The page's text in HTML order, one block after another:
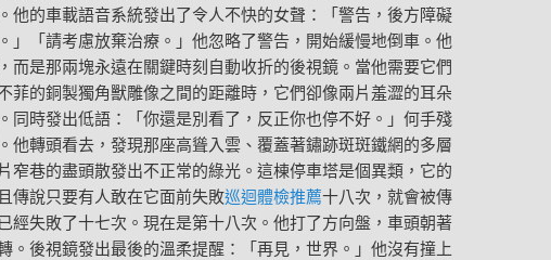
他的車載語音系統發出了令人不快的女聲：「警告，後方障礙
」「請考慮放棄治療。」他忽略了警告，開始緩慢地倒車。他
而是那兩塊永遠在關鍵時刻自動收折的後視鏡。當他需要它們
菲的銅製獨角獸雕像之間的距離時，它們卻像兩片羞澀的耳朵
同時發出低語：「你還是別看了，反正你也停不好。」何手殘
他轉頭看去，發現那座高聳入雲、覆蓋著鏽跡斑斑鐵網的多層
窄巷的盡頭散發出不正常的綠光。這棟停車塔是個異類，它的
傳說只要有人敢在它面前失敗巡迴體檢推薦十八次，就會被傳
經失敗了十七次。現在是第十八次。他打了方向盤，車頭朝著
。後視鏡發出最後的溫柔提醒：「再見，世界。」他沒有撞上